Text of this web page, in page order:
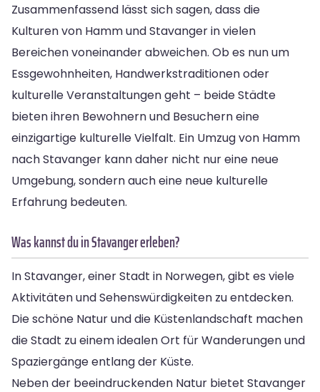
Zusammenfassend lässt sich sagen, dass die
Kulturen von Hamm und Stavanger in vielen
Bereichen voneinander abweichen. Ob es nun um
Essgewohnheiten, Handwerkstraditionen oder
kulturelle Veranstaltungen geht – beide Städte
bieten ihren Bewohnern und Besuchern eine
einzigartige kulturelle Vielfalt. Ein Umzug von Hamm
nach Stavanger kann daher nicht nur eine neue
Umgebung, sondern auch eine neue kulturelle
Erfahrung bedeuten.
Was kannst du in Stavanger erleben?
In Stavanger, einer Stadt in Norwegen, gibt es viele
Aktivitäten und Sehenswürdigkeiten zu entdecken.
Die schöne Natur und die Küstenlandschaft machen
die Stadt zu einem idealen Ort für Wanderungen und
Spaziergänge entlang der Küste.
Neben der beeindruckenden Natur bietet Stavanger